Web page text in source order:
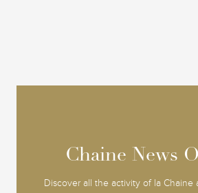
Chaine News
Discover all the activity of la Chaine
Chaine News